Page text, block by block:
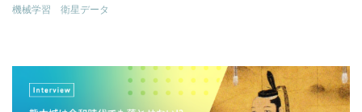
機械学習
衛星データ